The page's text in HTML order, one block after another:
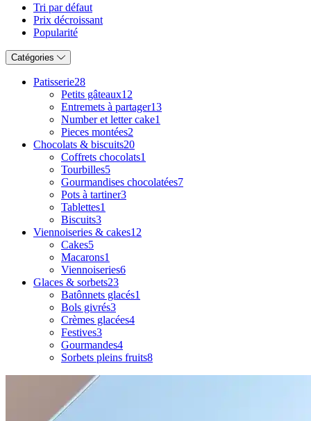
Tri par défaut
Prix décroissant
Popularité
Catégories
Patisserie28
Petits gâteaux12
Entremets à partager13
Number et letter cake1
Pieces montées2
Chocolats & biscuits20
Coffrets chocolats1
Tourbilles5
Gourmandises chocolatées7
Pots à tartiner3
Tablettes1
Biscuits3
Viennoiseries & cakes12
Cakes5
Macarons1
Viennoiseries6
Glaces & sorbets23
Batônnets glacés1
Bols givrés3
Crèmes glacées4
Festives3
Gourmandes4
Sorbets pleins fruits8